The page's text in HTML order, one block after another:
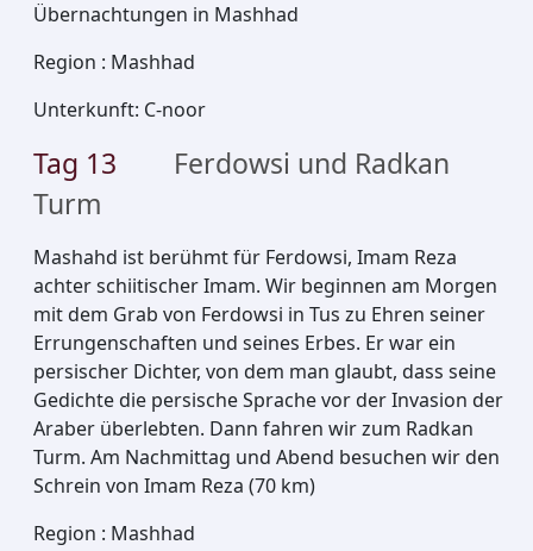
Übernachtungen in Mashhad
Region : Mashhad
Unterkunft: C-noor
Tag 13
Ferdowsi und Radkan
Turm
Mashahd ist berühmt für Ferdowsi, Imam Reza
achter schiitischer Imam. Wir beginnen am Morgen
mit dem Grab von Ferdowsi in Tus zu Ehren seiner
Errungenschaften und seines Erbes. Er war ein
persischer Dichter, von dem man glaubt, dass seine
Gedichte die persische Sprache vor der Invasion der
Araber überlebten. Dann fahren wir zum Radkan
Turm. Am Nachmittag und Abend besuchen wir den
Schrein von Imam Reza (70 km)
Region : Mashhad